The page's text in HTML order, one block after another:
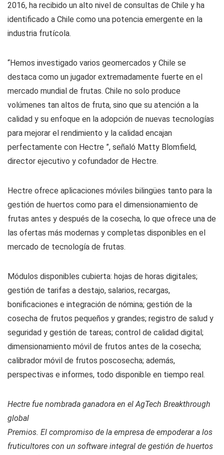
2016, ha recibido un alto nivel de consultas de Chile y ha
identificado a Chile como una potencia emergente en la
industria frutícola.
“Hemos investigado varios geomercados y Chile se
destaca como un jugador extremadamente fuerte en el
mercado mundial de frutas. Chile no solo produce
volúmenes tan altos de fruta, sino que su atención a la
calidad y su enfoque en la adopción de nuevas tecnologías
para mejorar el rendimiento y la calidad encajan
perfectamente con Hectre ”, señaló Matty Blomfield,
director ejecutivo y cofundador de Hectre.
Hectre ofrece aplicaciones móviles bilingües tanto para la
gestión de huertos como para el dimensionamiento de
frutas antes y después de la cosecha, lo que ofrece una de
las ofertas más modernas y completas disponibles en el
mercado de tecnología de frutas.
Módulos disponibles cubierta: hojas de horas digitales;
gestión de tarifas a destajo, salarios, recargas,
bonificaciones e integración de nómina; gestión de la
cosecha de frutos pequeños y grandes; registro de salud y
seguridad y gestión de tareas; control de calidad digital;
dimensionamiento móvil de frutos antes de la cosecha;
calibrador móvil de frutos poscosecha; además,
perspectivas e informes, todo disponible en tiempo real.
Hectre fue nombrada ganadora en el AgTech Breakthrough
global
Premios. El compromiso de la empresa de empoderar a los
fruticultores con un software integral de gestión de huertos